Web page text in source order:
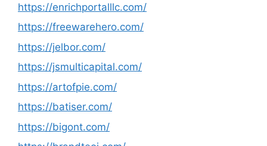
https://enrichportalllc.com/
https://freewarehero.com/
https://jelbor.com/
https://jsmulticapital.com/
https://artofpie.com/
https://batiser.com/
https://bigont.com/